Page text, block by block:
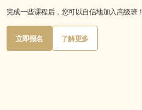
完成一些课程后，您可以自信地加入高级班！
Button
Text
Button
立即报名
立即报名
Button
了解更多
了解更多